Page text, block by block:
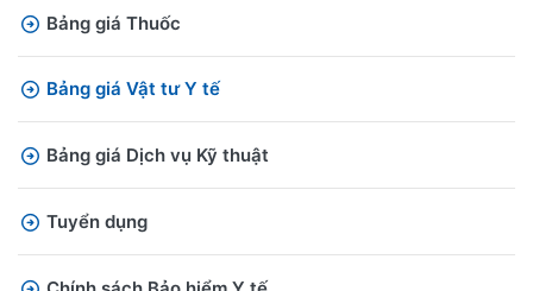
Bảng giá Thuốc
Bảng giá Vật tư Y tế
Bảng giá Dịch vụ Kỹ thuật
Tuyển dụng